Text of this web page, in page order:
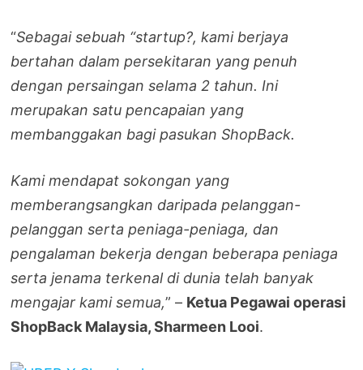
“Sebagai sebuah “startup?, kami berjaya
bertahan dalam persekitaran yang penuh
dengan persaingan selama 2 tahun. Ini
merupakan satu pencapaian yang
membanggakan bagi pasukan ShopBack.
Kami mendapat sokongan yang
memberangsangkan daripada pelanggan-
pelanggan serta peniaga-peniaga, dan
pengalaman bekerja dengan beberapa peniaga
serta jenama terkenal di dunia telah banyak
mengajar kami semua,” – Ketua Pegawai operasi
ShopBack Malaysia, Sharmeen Looi.